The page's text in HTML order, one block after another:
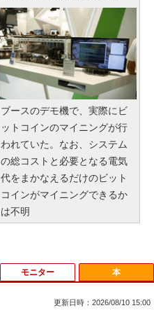
ブースのデモ機で、実際にビ
ットコインのマイニングが行
われていた。なお、システム
の総コストと必要となる電気
代をまかなえるだけのビット
コインがマイニングできるか
は不明
モニター 本
更新日時：2026/08/10 15:00